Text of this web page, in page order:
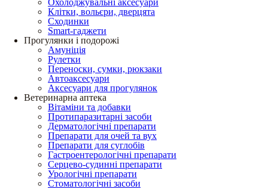
Охолоджувальні аксесуари
Клітки, вольєри, дверцята
Сходинки
Smart-гаджети
Прогулянки і подорожі
Амуніція
Рулетки
Переноски, сумки, рюкзаки
Автоаксесуари
Аксесуари для прогулянок
Ветеринарна аптека
Вітаміни та добавки
Протипаразитарні засоби
Дерматологічні препарати
Препарати для очей та вух
Препарати для суглобів
Гастроентерологічні препарати
Серцево-судинні препарати
Урологічні препарати
Стоматологічні засоби